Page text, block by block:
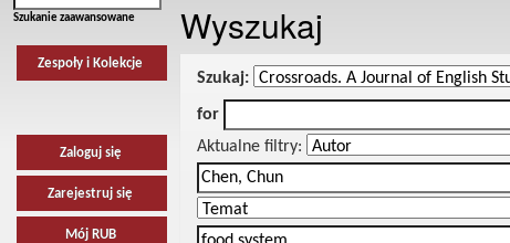
Szukanie zaawansowane
Zespoły i Kolekcje
Zaloguj się
Zarejestruj się
Mój RUB
Wyszukaj
Szukaj:
for
Aktualne filtry: